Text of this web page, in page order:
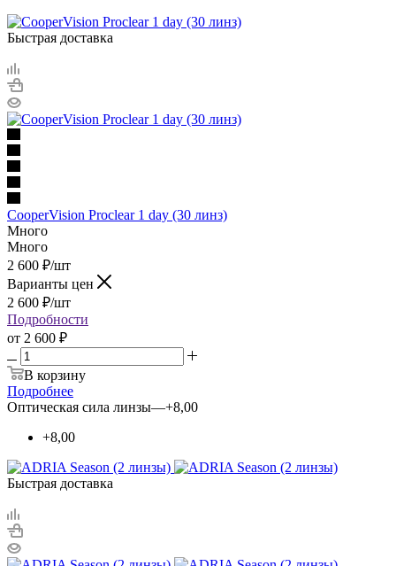
Быстрая доставка
CooperVision Proclear 1 day (30 линз)
Много
Много
2 600 ₽/шт
Варианты цен
2 600 ₽/шт
Подробности
от 2 600 ₽
В корзину
Подробнее
Оптическая сила линзы—+8,00
+8,00
Быстрая доставка